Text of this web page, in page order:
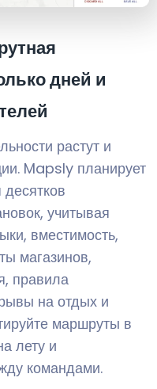
дней и
растут и
Mapsly планирует
учитывая
вместимость,
магазинов,
правила
на отдых и
маршруты в
лету и
командами.